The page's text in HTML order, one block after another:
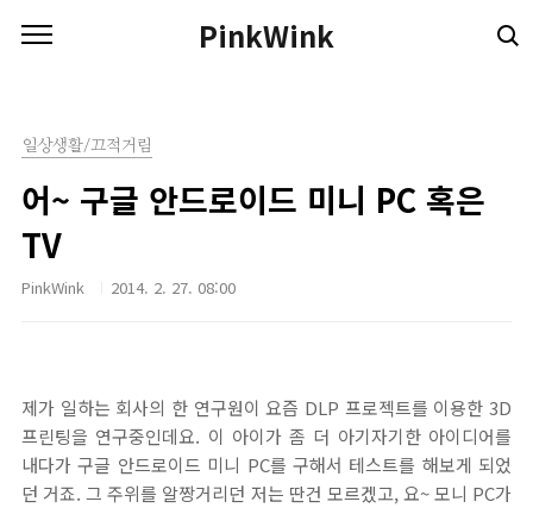
PinkWink
일상생활/끄적거림
어~ 구글 안드로이드 미니 PC 혹은
TV
PinkWink 2014. 2. 27. 08:00
제가 일하는 회사의 한 연구원이 요즘 DLP 프로젝트를 이용한 3D
프린팅을 연구중인데요. 이 아이가 좀 더 아기자기한 아이디어를
내다가 구글 안드로이드 미니 PC를 구해서 테스트를 해보게 되었
던 거죠. 그 주위를 알짱거리던 저는 딴건 모르겠고, 요~ 모니 PC가